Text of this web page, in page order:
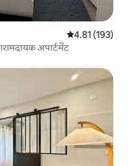
औसत रेटिंग 5 में से
4.81 (193)
अपार्टमेंट